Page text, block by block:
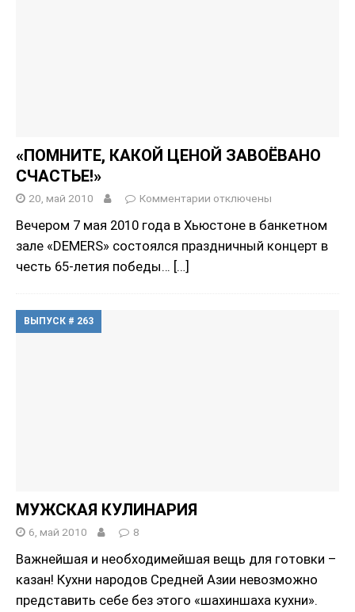
«ПОМНИТЕ, КАКОЙ ЦЕНОЙ ЗАВОЁВАНО
СЧАСТЬЕ!»
20, май 2010 Комментарии отключены
Вечером 7 мая 2010 года в Хьюстоне в банкетном
зале «DEMERS» состоялся праздничный концерт в
честь 65-летия победы… […]
ВЫПУСК # 263
МУЖСКАЯ КУЛИНАРИЯ
6, май 2010 8
Важнейшая и необходимейшая вещь для готовки –
казан! Кухни народов Средней Азии невозможно
представить себе без этого «шахиншаха кухни».